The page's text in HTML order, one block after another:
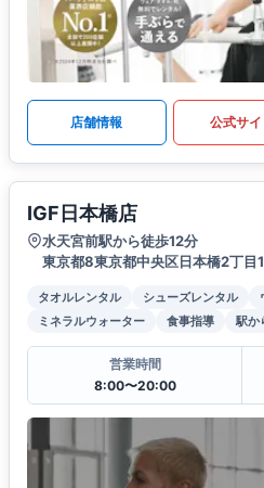
店舗情報 公式サイ
IGF日本橋店
水天宮前駅から徒歩12分
東京都8東京都中央区日本橋2丁
タオルレンタル シューズレンタル
ミネラルウォーター
食事指導 駅か
営業時間
8:00〜20:00